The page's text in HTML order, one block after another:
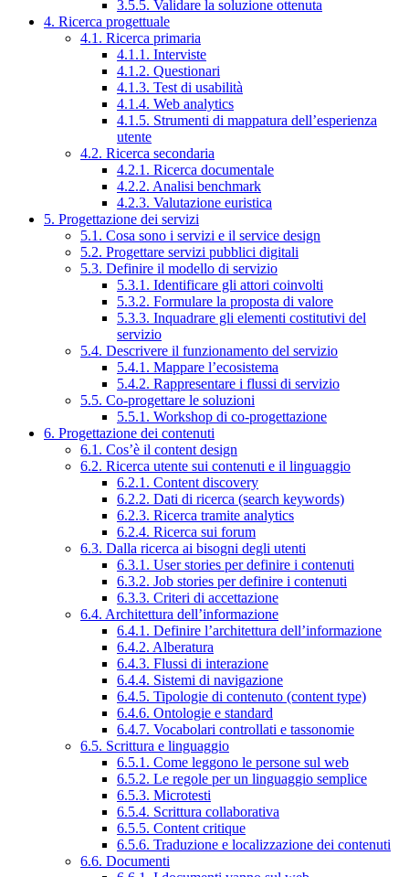
3.5.5. Validare la soluzione ottenuta
4. Ricerca progettuale
4.1. Ricerca primaria
4.1.1. Interviste
4.1.2. Questionari
4.1.3. Test di usabilità
4.1.4. Web analytics
4.1.5. Strumenti di mappatura dell’esperienza
utente
4.2. Ricerca secondaria
4.2.1. Ricerca documentale
4.2.2. Analisi benchmark
4.2.3. Valutazione euristica
5. Progettazione dei servizi
5.1. Cosa sono i servizi e il service design
5.2. Progettare servizi pubblici digitali
5.3. Definire il modello di servizio
5.3.1. Identificare gli attori coinvolti
5.3.2. Formulare la proposta di valore
5.3.3. Inquadrare gli elementi costitutivi del
servizio
5.4. Descrivere il funzionamento del servizio
5.4.1. Mappare l’ecosistema
5.4.2. Rappresentare i flussi di servizio
5.5. Co-progettare le soluzioni
5.5.1. Workshop di co-progettazione
6. Progettazione dei contenuti
6.1. Cos’è il content design
6.2. Ricerca utente sui contenuti e il linguaggio
6.2.1. Content discovery
6.2.2. Dati di ricerca (search keywords)
6.2.3. Ricerca tramite analytics
6.2.4. Ricerca sui forum
6.3. Dalla ricerca ai bisogni degli utenti
6.3.1. User stories per definire i contenuti
6.3.2. Job stories per definire i contenuti
6.3.3. Criteri di accettazione
6.4. Architettura dell’informazione
6.4.1. Definire l’architettura dell’informazione
6.4.2. Alberatura
6.4.3. Flussi di interazione
6.4.4. Sistemi di navigazione
6.4.5. Tipologie di contenuto (content type)
6.4.6. Ontologie e standard
6.4.7. Vocabolari controllati e tassonomie
6.5. Scrittura e linguaggio
6.5.1. Come leggono le persone sul web
6.5.2. Le regole per un linguaggio semplice
6.5.3. Microtesti
6.5.4. Scrittura collaborativa
6.5.5. Content critique
6.5.6. Traduzione e localizzazione dei contenuti
6.6. Documenti